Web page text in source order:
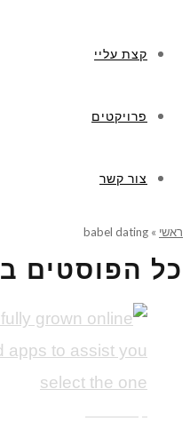
קצת עליי
פרויקטים
צור קשר
ראשי »
babel dating
כל הפוסטים ב